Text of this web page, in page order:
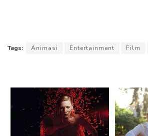
Tags: Animasi Entertainment Film